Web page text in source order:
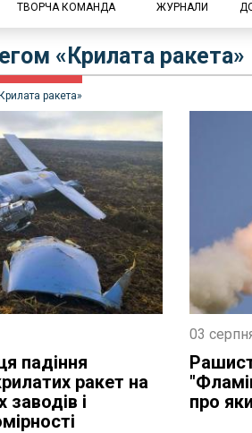
ТВОРЧА КОМАНДА ЖУРНАЛИ
ракета»
«Крилата ракета»
падіння
ракет на
і
03
про